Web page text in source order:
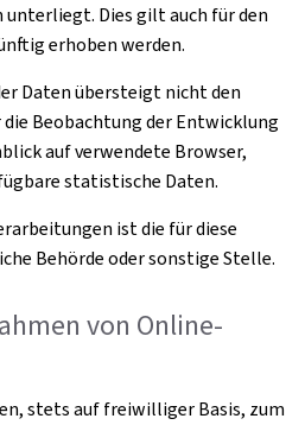
Dies gilt auch für den
erhoben werden.
Daten übersteigt nicht den
Beobachtung der Entwicklung
auf verwendete Browser,
statistische Daten.
ist die für diese
Behörde oder sonstige Stelle.
von Online-
stets auf freiwilliger Basis, zum